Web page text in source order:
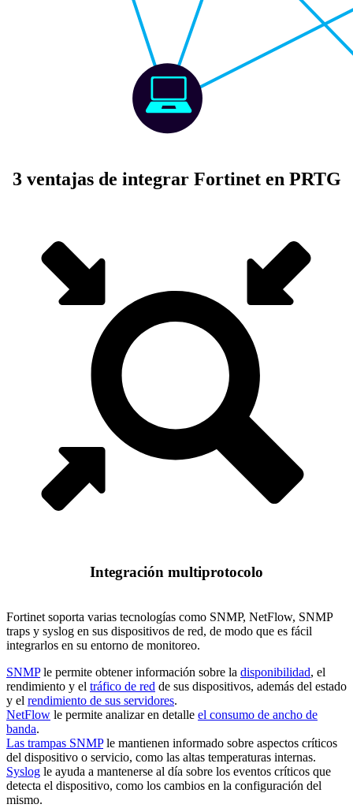
3 ventajas de integrar Fortinet en PRTG
Integración multiprotocolo
Fortinet soporta varias tecnologías como SNMP, NetFlow, SNMP
traps y syslog en sus dispositivos de red, de modo que es fácil
integrarlos en su entorno de monitoreo.
SNMPle permite obtener información sobre la disponibilidad, el
rendimiento y el tráfico de red de sus dispositivos, además del estado
y el rendimiento de sus servidores.
NetFlow le permite analizar en detalle el consumo de ancho de
banda.
Las trampas SNMPle mantienen informado sobre aspectos críticos
del dispositivo o servicio, como las altas temperaturas internas.
Syslog le ayuda a mantenerse al día sobre los eventos críticos que
detecta el dispositivo, como los cambios en la configuración del
mismo.